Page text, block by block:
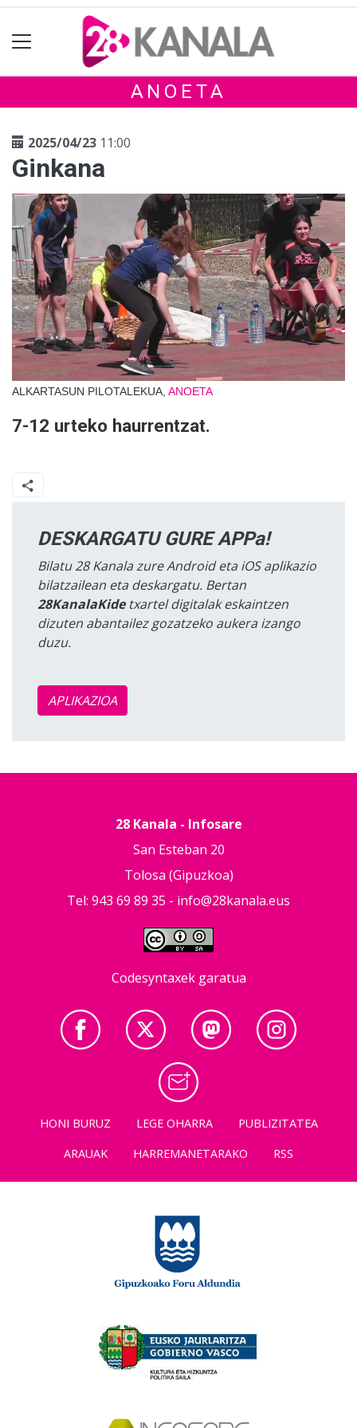
ANOETA
2025/04/23 11:00
Ginkana
ALKARTASUN PILOTALEKUA, ANOETA
7-12 urteko haurrentzat.
DESKARGATU GURE APPa!
Bilatu 28 Kanala zure Android eta iOS aplikazio
bilatzailean eta deskargatu. Bertan
28KanalaKidetxartel digitalak eskaintzen
dizuten abantailez gozatzeko aukera izango
duzu.
APLIKAZIOA
28 Kanala - Infosare
San Esteban 20
Tolosa (Gipuzkoa)
Tel: 943 69 89 35 - info@28kanala.eus
Codesyntaxek garatua
HONI BURUZ LEGE OHARRA
PUBLIZITATEA
ARAUAK
HARREMANETARAKO RSS